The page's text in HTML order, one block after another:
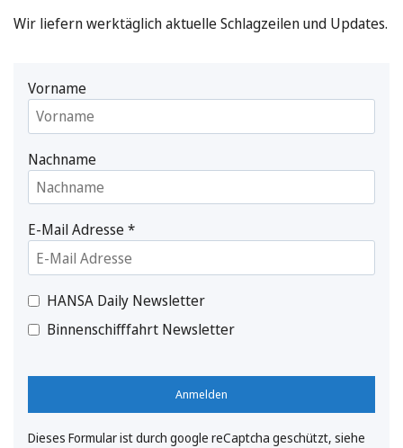
Wir liefern werktäglich aktuelle Schlagzeilen und Updates.
Vorname
Nachname
E-Mail Adresse*
HANSA Daily Newsletter
Binnenschifffahrt Newsletter
Anmelden
Dieses Formular ist durch google reCaptcha geschützt, siehe